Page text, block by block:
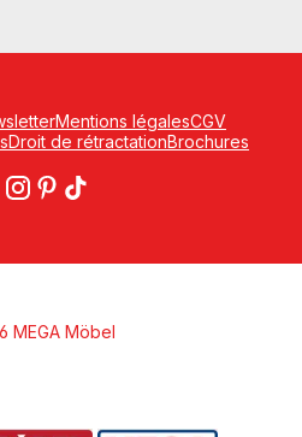
Mentions légalesCGV
Droit de rétractationBrochures
MEGA Möbel